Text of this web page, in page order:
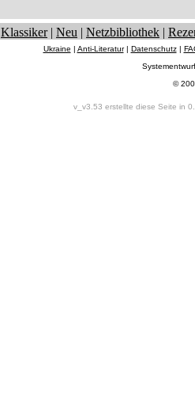
Klassiker| Neu | Netzbibliothek |
Ukraine | Anti-Literatur| Datenschutz|
©
v_v3.53 erstellte diese Seite in